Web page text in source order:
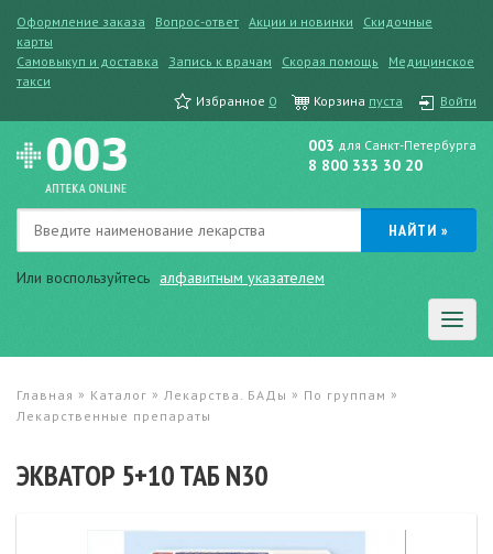
Оформление заказа Вопрос-ответ Акции и новинки
Скидочные
карты
Самовыкуп и доставка
Запись к врачам Скорая помощь
Медицинское
такси
Избранное 0 Корзина пуста Войти
Или воспользуйтесь алфавитным указателем
003 для Санкт-Петербурга
8 800 333 30 20
Главная » Каталог » Лекарства. БАДы » По группам »
Лекарственные препараты
ЭКВАТОР 5+10 ТАБ N30